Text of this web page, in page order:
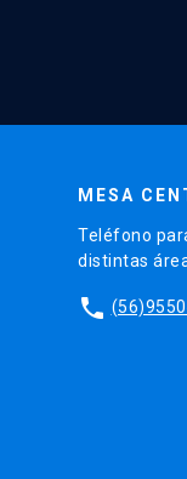
MESA
Teléfono
distintas
phone